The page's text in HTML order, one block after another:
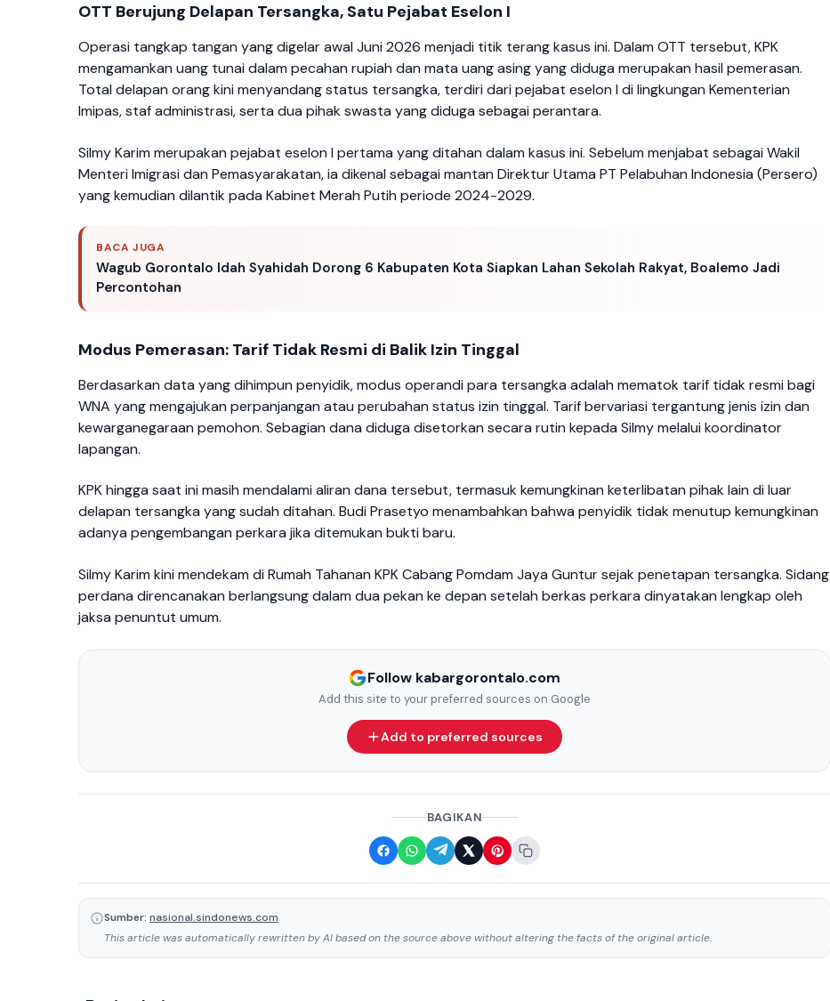
OTT Berujung Delapan Tersangka, Satu Pejabat Eselon I
Operasi tangkap tangan yang digelar awal Juni 2026 menjadi titik terang kasus ini. Dalam OTT tersebut, KPK
mengamankan uang tunai dalam pecahan rupiah dan mata uang asing yang diduga merupakan hasil pemerasan.
Total delapan orang kini menyandang status tersangka, terdiri dari pejabat eselon I di lingkungan Kementerian
Imipas, staf administrasi, serta dua pihak swasta yang diduga sebagai perantara.
Silmy Karim merupakan pejabat eselon I pertama yang ditahan dalam kasus ini. Sebelum menjabat sebagai Wakil
Menteri Imigrasi dan Pemasyarakatan, ia dikenal sebagai mantan Direktur Utama PT Pelabuhan Indonesia (Persero)
yang kemudian dilantik pada Kabinet Merah Putih periode 2024-2029.
BACA JUGA
Wagub Gorontalo Idah Syahidah Dorong 6 Kabupaten Kota Siapkan Lahan Sekolah Rakyat, Boalemo Jadi
Percontohan
Modus Pemerasan: Tarif Tidak Resmi di Balik Izin Tinggal
Berdasarkan data yang dihimpun penyidik, modus operandi para tersangka adalah mematok tarif tidak resmi bagi
WNA yang mengajukan perpanjangan atau perubahan status izin tinggal. Tarif bervariasi tergantung jenis izin dan
kewarganegaraan pemohon. Sebagian dana diduga disetorkan secara rutin kepada Silmy melalui koordinator
lapangan.
KPK hingga saat ini masih mendalami aliran dana tersebut, termasuk kemungkinan keterlibatan pihak lain di luar
delapan tersangka yang sudah ditahan. Budi Prasetyo menambahkan bahwa penyidik tidak menutup kemungkinan
adanya pengembangan perkara jika ditemukan bukti baru.
Silmy Karim kini mendekam di Rumah Tahanan KPK Cabang Pomdam Jaya Guntur sejak penetapan tersangka. Sidang
perdana direncanakan berlangsung dalam dua pekan ke depan setelah berkas perkara dinyatakan lengkap oleh
jaksa penuntut umum.
Follow kabargorontalo.com
Add this site to your preferred sources on Google
Add to preferred sources
BAGIKAN
Sumber: nasional.sindonews.com
This article was automatically rewritten by AI based on the source above without altering the facts of the original article.